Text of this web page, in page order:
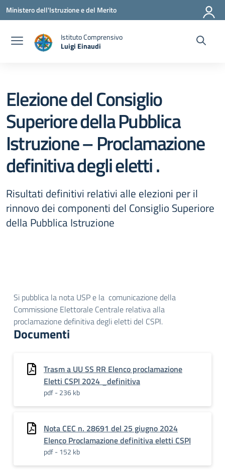
Vai ai contenuti
Vai al menu di navigazione
Vai al footer
Ministero dell'Istruzione e del Merito
Istituto Comprensivo
Luigi Einaudi
— Visita la pagina iniziale della scuola
Elezione del Consiglio
Superiore della Pubblica
Istruzione – Proclamazione
definitiva degli eletti .
Risultati definitivi relativi alle elezioni per il
rinnovo dei componenti del Consiglio Superiore
della Pubblica Istruzione
Si pubblica la nota USP e la comunicazione della
Commissione Elettorale Centrale relativa alla
proclamazione definitiva degli eletti del CSPI.
Documenti
Trasm a UU SS RR Elenco proclamazione
Eletti CSPI 2024 _definitiva
pdf - 236 kb
Nota CEC n. 28691 del 25 giugno 2024
Elenco Proclamazione definitiva eletti CSPI
pdf - 152 kb